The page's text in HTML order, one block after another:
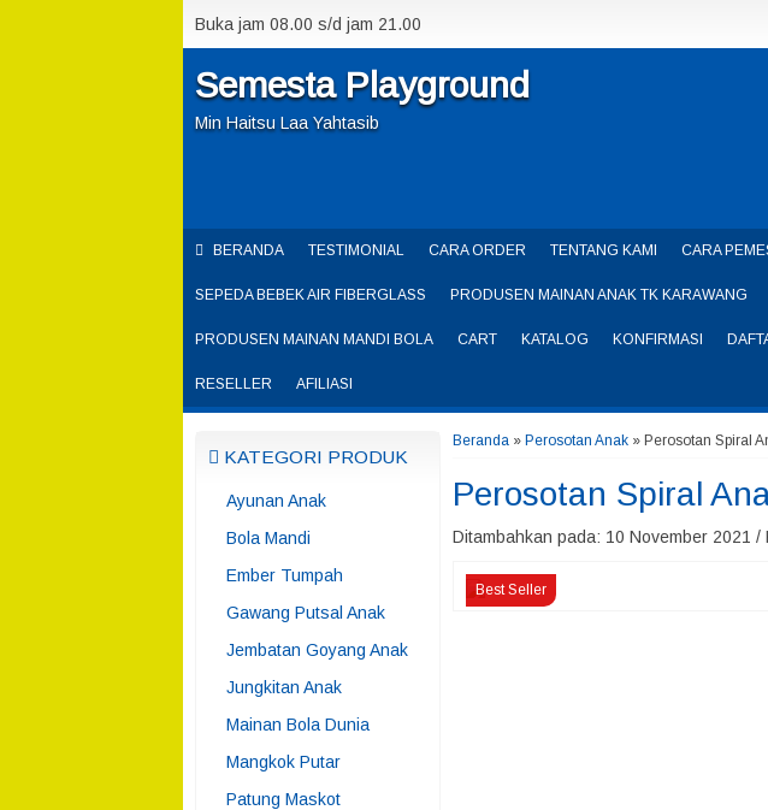
Buka jam 08.00 s/d jam 21.00
Semesta Playground
Min Haitsu Laa Yahtasib
BERANDA TESTIMONIAL CARA ORDER TENTANG KAMI CARA
SEPEDA BEBEK AIR FIBERGLASS PRODUSEN MAINAN ANAK TK KARAWANG
PRODUSEN MAINAN MANDI BOLA CART KATALOG KONFIRMASI
RESELLER AFILIASI
KATEGORI PRODUK
Ayunan Anak
Bola Mandi
Ember Tumpah
Gawang Putsal Anak
Jembatan Goyang Anak
Jungkitan Anak
Mainan Bola Dunia
Mangkok Putar
Patung Maskot
Beranda » Perosotan Anak » Perosotan Spiral
Perosotan Spiral
Ditambahkan pada: 10 November 2021 /
Best Seller